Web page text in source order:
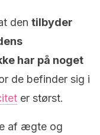
den tilbyder
har på noget
de befinder sig i
er størst.
af ægte og